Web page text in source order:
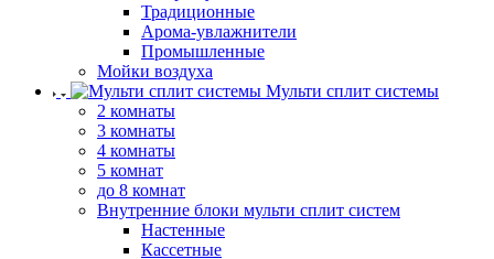
Традиционные
Арома-увлажнители
Промышленные
Мойки воздуха
Мульти сплит системы
2 комнаты
3 комнаты
4 комнаты
5 комнат
до 8 комнат
Внутренние блоки мульти сплит систем
Настенные
Кассетные